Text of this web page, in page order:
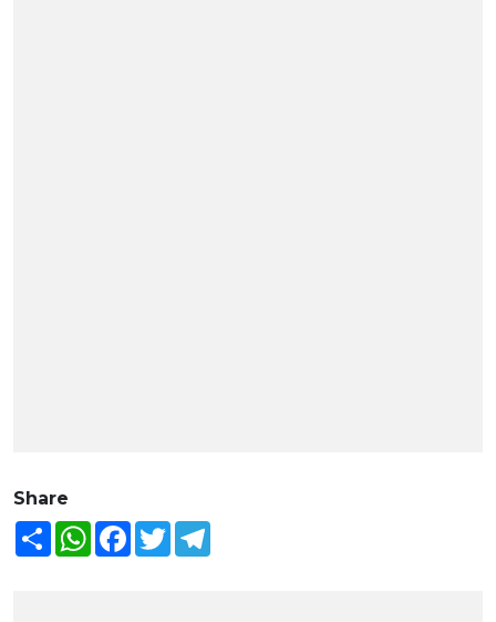
Share
Share WhatsAppFacebook
Twitter